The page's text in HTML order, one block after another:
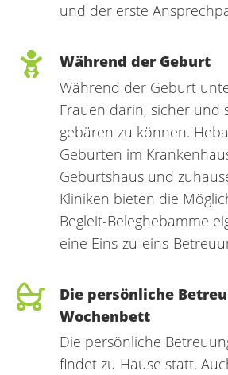
und der erste
Während der Geburt
Während der Geburt
Frauen darin, sicher und
gebären zu können.
Geburten im
Geburtshaus und
Kliniken bieten die
Begleit-Beleghebamme
eine Eins-zu-eins-
Die persönliche
Wochenbett
Die persönliche
findet zu Hause statt.